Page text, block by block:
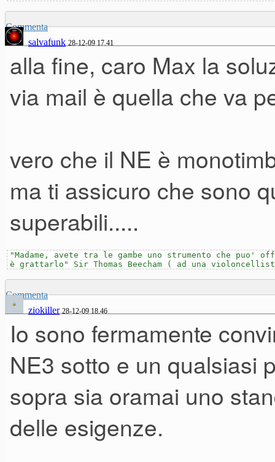
Ah, dimenticavo, ad oggi ho
piaciuto parecchio, del NE
sembra decisamente più
Grassie.
Commenta
salvafunk 28-12-09 17.41
alla fine, caro Max la
via mail è quella che va
vero che il NE è
ma ti assicuro che sono
superabili.....
"Madame, avete tra le gambe uno strumento che
è grattarlo" Sir Thomas Beecham ( ad una
Commenta
ziokiller 28-12-09 18.46
Io sono fermamente
NE3 sotto e un qualsiasi
sopra sia oramai uno
delle esigenze.